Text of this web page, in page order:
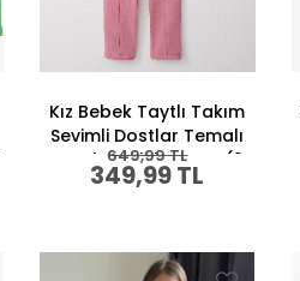
Kız Bebek Taytlı Takım
Sevimli Dostlar Temalı
Ayıcık Baskılı Beyaz (9
Ay-1.5 Yaş)
349,99 TL
649,99 TL